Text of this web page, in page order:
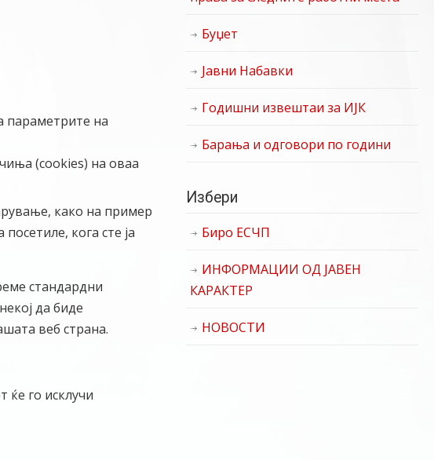
параметрите на
(cookies) на оваа
како на пример
кога сте ја
стандардни
да биде
веб страна.
ќе го исклучи
Буџет
Јавни Набавки
Годишни извештаи за ИЈК
Барања и одговори по години
Избери
Биро ЕСЧП
ИНФОРМАЦИИ ОД ЈАВЕН
КАРАКТЕР
НОВОСТИ